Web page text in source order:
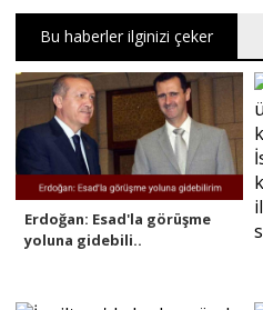
Bu haberler ilginizi çeker
Erdoğan: Esad'la görüşme
yoluna gidebili..